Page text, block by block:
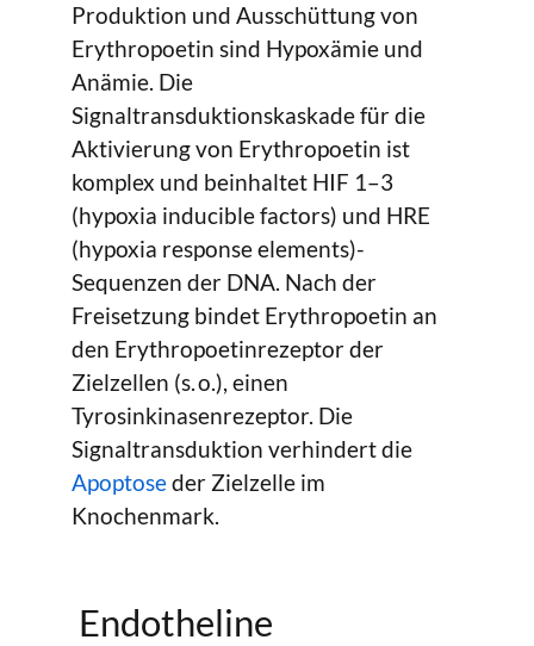
Produktion und Ausschüttung von
Erythropoetin sind Hypoxämie und
Anämie. Die
Signaltransduktionskaskade für die
Aktivierung von Erythropoetin ist
komplex und beinhaltet HIF 1–3
(hypoxia inducible factors) und HRE
(hypoxia response elements)-
Sequenzen der DNA. Nach der
Freisetzung bindet Erythropoetin an
den Erythropoetinrezeptor der
Zielzellen (s. o.), einen
Tyrosinkinasenrezeptor. Die
Signaltransduktion verhindert die
Apoptoseder Zielzelle im
Knochenmark.
Endotheline